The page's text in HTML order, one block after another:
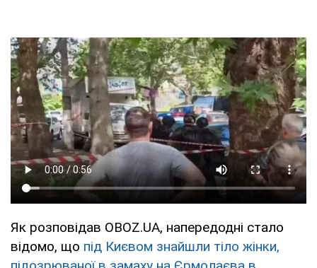
Як розповідав OBOZ.UA, напередодні стало
відомо, що під Києвом знайшли тіло жінки,